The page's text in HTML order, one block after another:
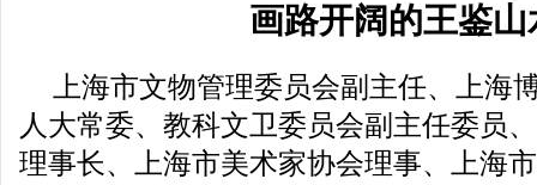
画路开阔的王鉴山
上海市文物管理委员会副主任、上海
人大常委、教科文卫委员会副主任委员
理事长、上海市美术家协会理事、上海